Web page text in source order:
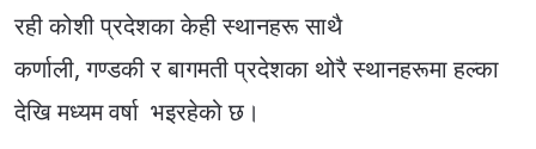
रही कोशी प्रदेशका केही स्थानहरू साथै
कर्णाली, गण्डकी र बागमती प्रदेशका थोरै स्थानहरूमा हल्का
देखि मध्यम वर्षा भइरहेको छ।